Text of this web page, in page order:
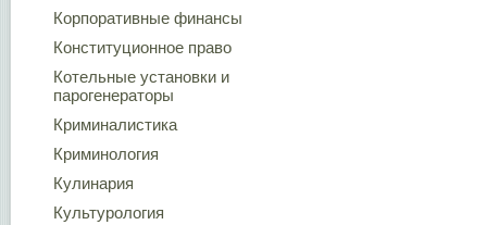
Корпоративные финансы
Конституционное право
Котельные установки и
парогенераторы
Криминалистика
Криминология
Кулинария
Культурология